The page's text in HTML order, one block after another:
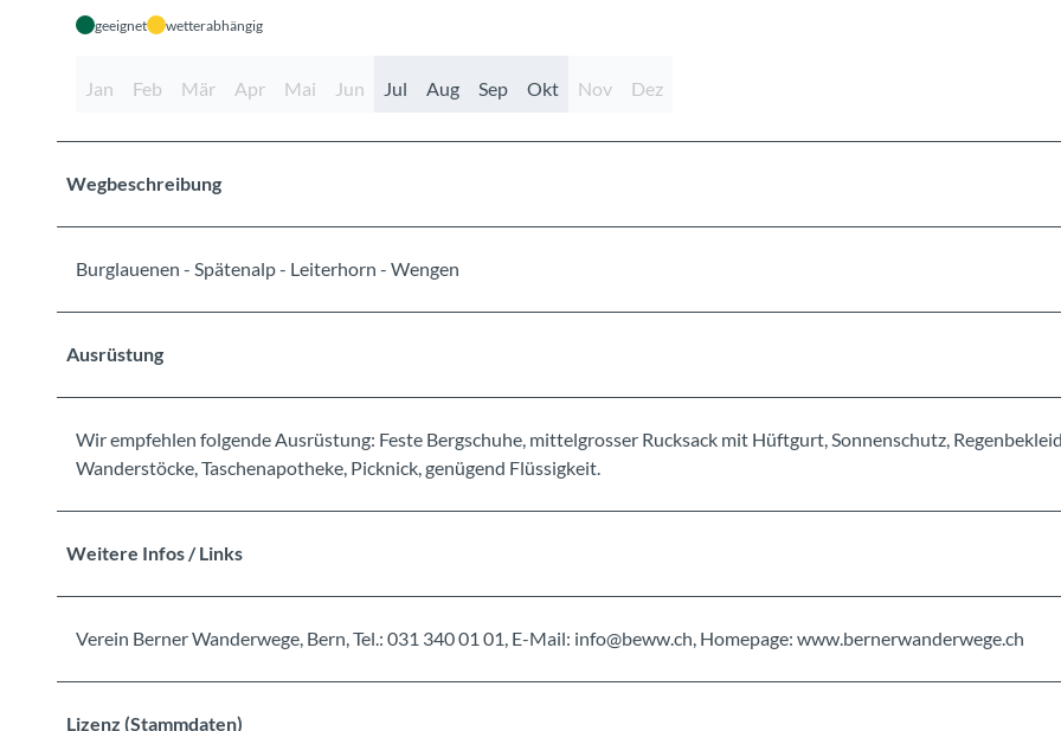
geeignet wetterabhängig
Jan Feb Mär Apr Mai Jun Jul Aug Sep Okt Nov Dez
Wegbeschreibung
Burglauenen - Spätenalp - Leiterhorn - Wengen
Ausrüstung
Wir empfehlen folgende Ausrüstung: Feste Bergschuhe, mittelgrosser Rucksack mit Hüftgurt, Sonnenschutz,
Wanderstöcke, Taschenapotheke, Picknick, genügend Flüssigkeit.
Weitere Infos / Links
Verein Berner Wanderwege, Bern, Tel.: 031 340 01 01, E-Mail: info@beww.ch, Homepage: www.bernerwanderwege.ch
Lizenz (Stammdaten)